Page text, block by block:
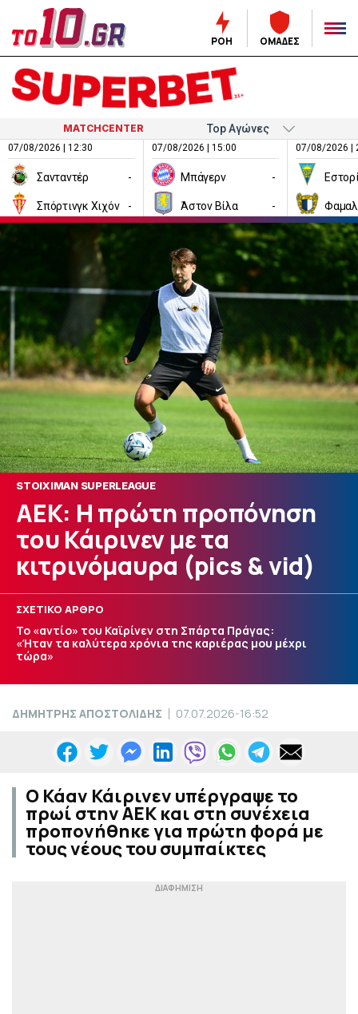
ΡΟΗ ΟΜΑΔΕΣ
MATCHCENTER
07/08/2026 | 12:30
Σανταντέρ -
Σπόρτινγκ Χιχόν -
07/08/2026 | 15:00
Μπάγερν -
Άστον Βίλα -
07/08/2026 |
STOIXIMAN SUPERLEAGUE
ΑΕΚ: Η πρώτη προπόνηση
του Κάιρινεν με τα
κιτρινόμαυρα (pics & vid)
ΣΧΕΤΙΚΟ ΑΡΘΡΟ
Το «αντίο» του Καϊρίνεν στη Σπάρτα Πράγας:
«Ήταν τα καλύτερα χρόνια της καριέρας μου μέχρι
τώρα»
ΔΗΜΗΤΡΗΣ ΑΠΟΣΤΟΛΙΔΗΣ 07.07.2026-16:52
Ο Κάαν Κάιρινεν υπέργραψε το
πρωί στην ΑΕΚ και στη συνέχεια
προπονήθηκε για πρώτη φορά με
τους νέους του συμπαίκτες